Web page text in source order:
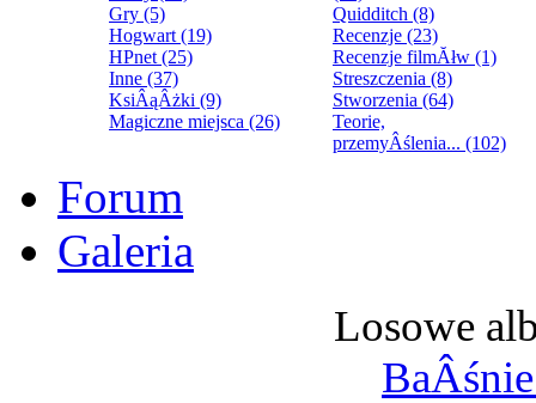
Gry (5)
Hogwart (19)
HPnet (25)
Inne (37)
KsiÂąÂżki (9)
Magiczne miejsca (26)
Quidditch (8)
Recenzje (23)
Recenzje filmĂłw (1)
Streszczenia (8)
Stworzenia (64)
Teorie,
przemyÂślenia... (102)
Forum
Galeria
Losowe